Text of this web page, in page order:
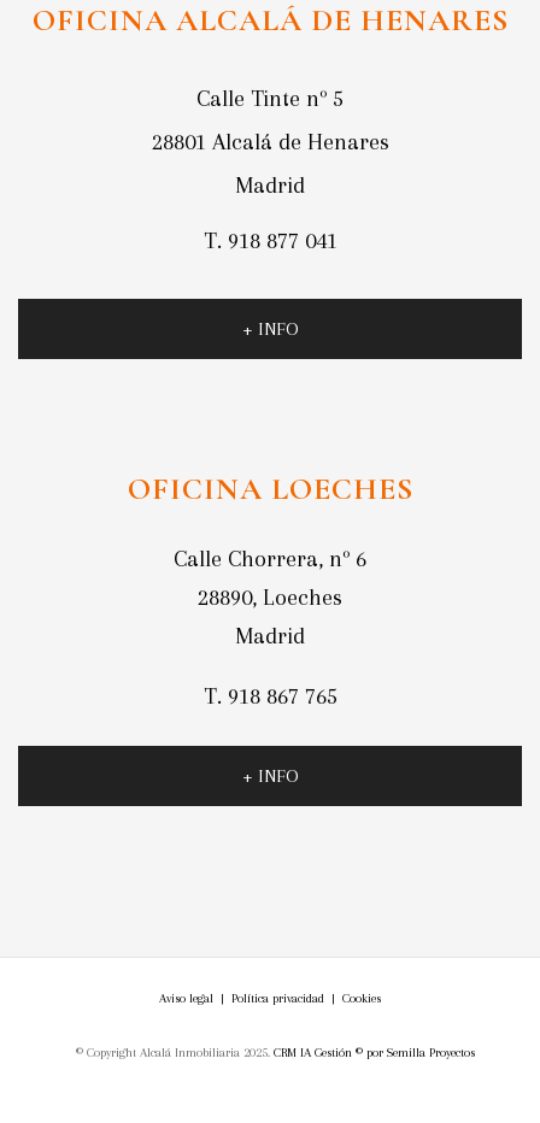
OFICINA ALCALÁ DE HENARES
Calle Tinte nº 5
28801 Alcalá de Henares
Madrid
T. 918 877 041
+ INFO
OFICINA LOECHES
Calle Chorrera, nº 6
28890, Loeches
Madrid
T. 918 867 765
+ INFO
© Copyright Alcalá Inmobiliaria 2025. CRM IA Gestión ©por Semilla Proyectos
Aviso legal | Política privacidad | Cookies